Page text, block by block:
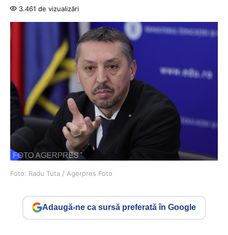
3.461 de vizualizări
Foto: Radu Tuta / Agerpres Foto
Adaugă-ne ca sursă preferată în Google